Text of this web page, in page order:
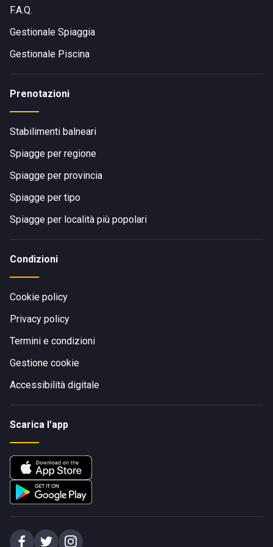
parcheggi limitrofi e proseguire la tua vacanza immerso
nella natura incontaminata.
F.A.Q.
Gestionale Spiaggia
Gestionale Piscina
Prenotazioni
Stabilimenti balneari
Spiagge per regione
Spiagge per provincia
Spiagge per tipo
Spiagge per località più popolari
Condizioni
Cookie policy
Privacy policy
Termini e condizioni
Gestione cookie
Accessibilità digitale
Scarica l'app